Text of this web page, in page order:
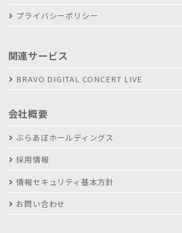
プライバシーポリシー
関連サービス
BRAVO DIGITAL CONCERT LIVE
会社概要
ぶらあぼホールディングス
採用情報
情報セキュリティ基本方針
お問い合わせ